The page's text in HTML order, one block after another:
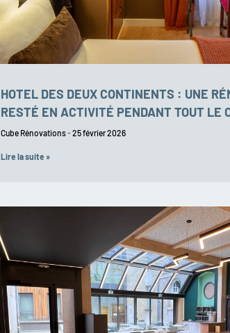
HOTEL DES DEUX CONTINENTS : UNE
RESTÉ EN ACTIVITÉ PENDANT TOUT LE
Cube Rénovations 25 février 2026
Lire la suite »